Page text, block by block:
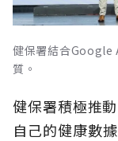
健保署結合Google
質。
健保署積極推
自己的健康數